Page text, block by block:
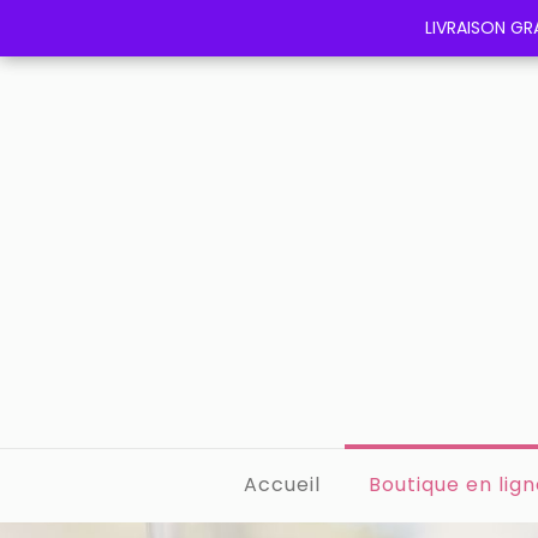
Accueil Boutique en
LIVRAISON
LIVRAISON